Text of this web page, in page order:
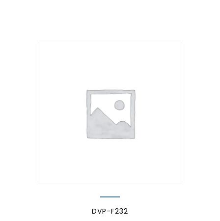
DVP-F232